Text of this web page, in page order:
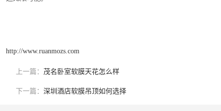
http://www.ruanmozs.com
上一篇： 茂名卧室软膜天花怎么样
下一篇： 深圳酒店软膜吊顶如何选择